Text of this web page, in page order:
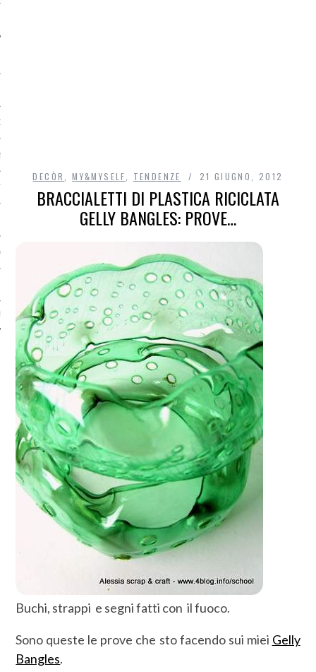
DI ACCESSO AI DATI
DECÒR ,MY&MYSELF TENDENZE 21 GIUGNO, 2012
BRACCIALETTI DI PLASTICA RICICLATA
GELLY BANGLES: PROVE…
Buchi, strappi e segni fatti con il fuoco.
Sono queste le prove che sto facendo sui miei Gelly
Bangles.